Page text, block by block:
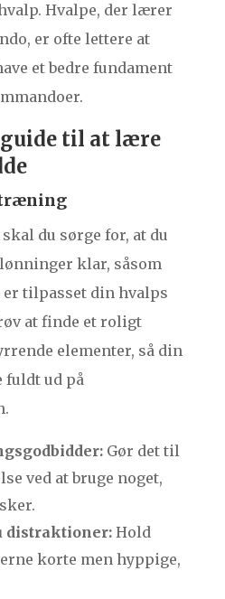
Hvalpe, der lærer
er ofte lettere at
et bedre fundament
til at lære
træning
du sørge for, at du
klar, såsom
er tilpasset din hvalps
at finde et roligt
elementer, så din
fuldt ud på
Gør det til
ved at bruge noget,
distraktioner:Hold
korte men hyppige,